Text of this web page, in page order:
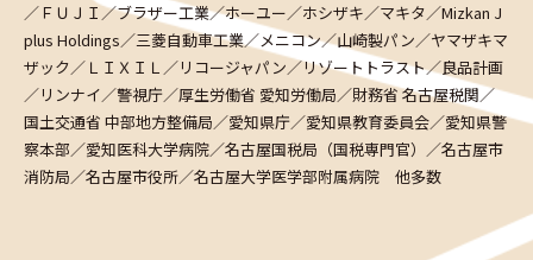
／ＦＵＪＩ／ブラザー工業／ホーユー／ホシザキ／マキタ／Mizkan J
plus Holdings／三菱自動車工業／メニコン／山崎製パン／ヤマザキマ
ザック／ＬＩＸＩＬ／リコージャパン／リゾートトラスト／良品計画
／リンナイ／警視庁／厚生労働省 愛知労働局／財務省 名古屋税関／
国土交通省 中部地方整備局／愛知県庁／愛知県教育委員会／愛知県警
察本部／愛知医科大学病院／名古屋国税局（国税専門官）／名古屋市
消防局／名古屋市役所／名古屋大学医学部附属病院 他多数